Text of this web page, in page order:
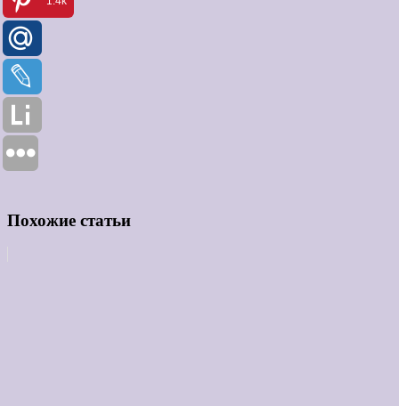
Похожие статьи